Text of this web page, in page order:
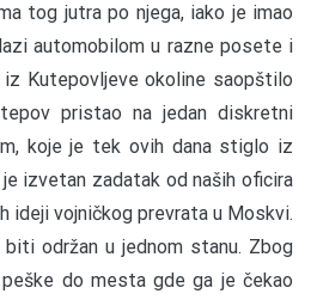
tog jutra po njega, iako je imao
automobilom u razne posete i
Kutepovljeve okoline saopštilo
pristao na jedan diskretni
koje je tek ovih dana stiglo iz
izvetan zadatak od naših oficira
ideji vojničkog prevrata u Moskvi.
održan u jednom stanu. Zbog
do mesta gde ga je čekao